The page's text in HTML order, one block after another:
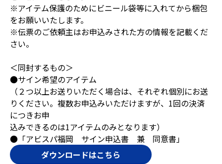
※アイテム保護のためにビニール袋等に入れてから梱包
をお願いいたします。
※伝票のご依頼主はお申込みされた方の情報を記載くだ
さい。
＜同封するもの＞
●サイン希望のアイテム
（２つ以上お送りいただく場合は、それぞれ個別にお送
りください。複数お申込みいただけますが、1回の決済
につきお申
込みできるのは1アイテムのみとなります）
●「アビスパ福岡 サイン申込書 兼 同意書」
ダウンロードはこちら